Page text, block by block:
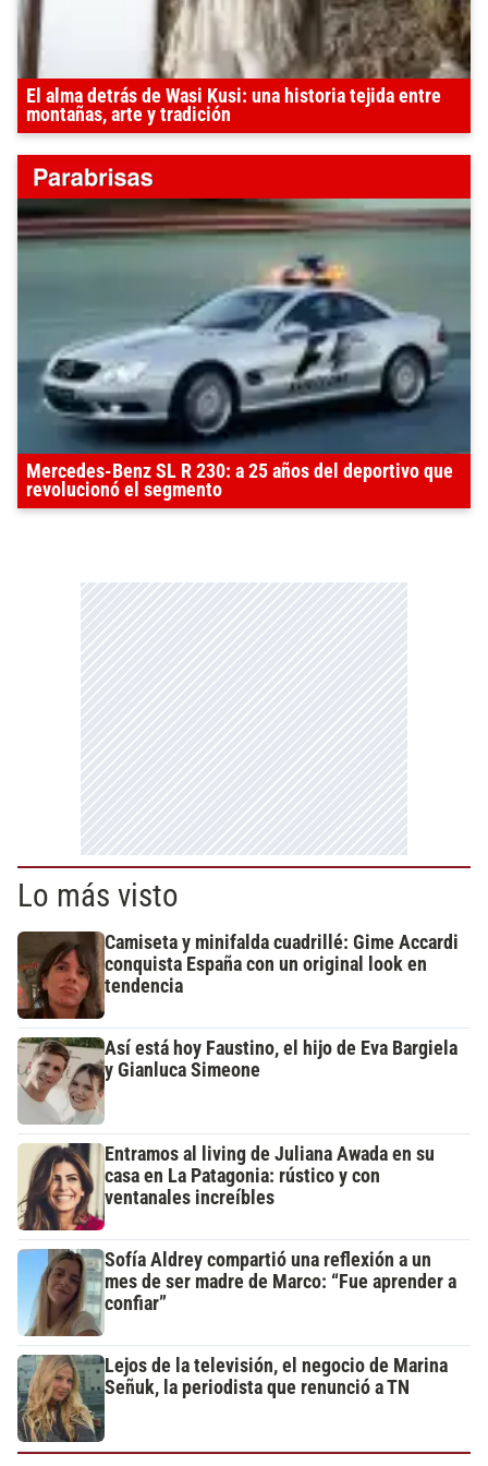
El alma detrás de Wasi Kusi: una historia tejida entre
montañas, arte y tradición
Mercedes-Benz SL R 230: a 25 años del deportivo que
revolucionó el segmento
Lo más visto
Camiseta y minifalda cuadrillé: Gime Accardi
conquista España con un original look en
tendencia
Así está hoy Faustino, el hijo de Eva Bargiela
y Gianluca Simeone
Entramos al living de Juliana Awada en su
casa en La Patagonia: rústico y con
ventanales increíbles
Sofía Aldrey compartió una reflexión a un
mes de ser madre de Marco: “Fue aprender a
confiar”
Lejos de la televisión, el negocio de Marina
Señuk, la periodista que renunció a TN